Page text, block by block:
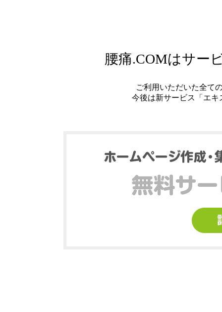
腰痛.COMはサー
ご利用いただいた全て
今後は新サービス「エ